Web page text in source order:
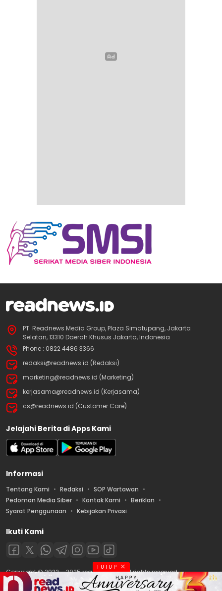
PT. Readnews Media Group, Plaza Simatupang, Jakarta
Selatan, 13310 Daerah Khusus Jakarta, Indonesia
Phone : 0822 4486 3366
redaksi@readnews.id (Redaksi)
marketing@readnews.id (Marketing)
kerjasama@readnews.id (Kerjasama)
cs@readnews.id (Customer Care)
Jelajahi Berita di Apps Kami
Informasi
Tentang Kami Redaksi
SOP Wartawan
Pedoman Media Siber
Kontak Kami
Beriklan
Syarat Penggunaan
Kebijakan Privasi
Ikuti Kami
Copyright © 2022 – 2025 readnews.id | All rights reserved.
TUTUP